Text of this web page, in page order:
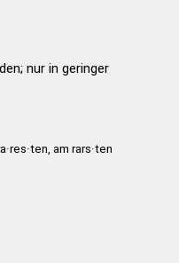
nur in geringer
am rars·ten